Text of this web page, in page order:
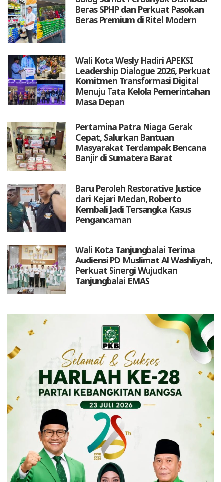
Beras SPHP dan Perkuat Pasokan
Beras Premium di Ritel Modern
Wali Kota Wesly Hadiri APEKSI
Leadership Dialogue 2026, Perkuat
Komitmen Transformasi Digital
Menuju Tata Kelola Pemerintahan
Masa Depan
Pertamina Patra Niaga Gerak
Cepat, Salurkan Bantuan
Masyarakat Terdampak Bencana
Banjir di Sumatera Barat
Baru Peroleh Restorative Justice
dari Kejari Medan, Roberto
Kembali Jadi Tersangka Kasus
Pengancaman
Wali Kota Tanjungbalai Terima
Audiensi PD Muslimat Al Washliyah,
Perkuat Sinergi Wujudkan
Tanjungbalai EMAS